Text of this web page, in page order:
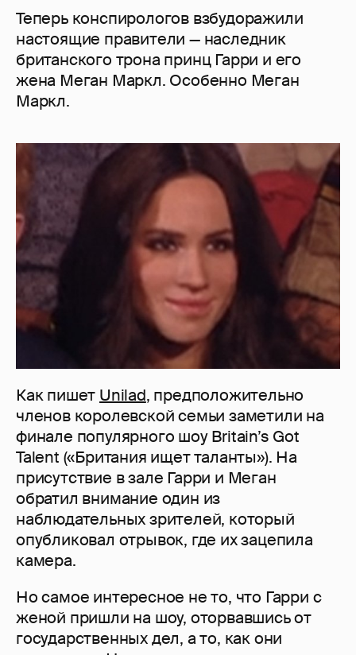
Теперь конспирологов взбудоражили
настоящие правители — наследник
британского трона принц Гарри и его
жена Меган Маркл. Особенно Меган
Маркл.
Как пишет Unilad, предположительно
членов королевской семьи заметили на
финале популярного шоу Britain’s Got
Talent («Британия ищет таланты»). На
присутствие в зале Гарри и Меган
обратил внимание один из
наблюдательных зрителей, который
опубликовал отрывок, где их зацепила
камера.
Но самое интересное не то, что Гарри с
женой пришли на шоу, оторвавшись от
государственных дел, а то, как они